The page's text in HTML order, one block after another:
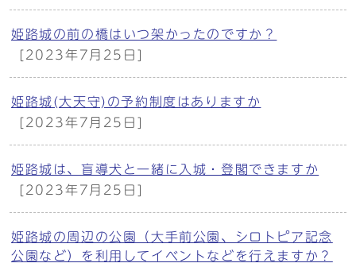
姫路城の前の橋はいつ架かったのですか？
[2023年7月25日]
姫路城(大天守)の予約制度はありますか
[2023年7月25日]
姫路城は、盲導犬と一緒に入城・登閣できますか
[2023年7月25日]
姫路城の周辺の公園（大手前公園、シロトピア記念
公園など）を利用してイベントなどを行えますか？